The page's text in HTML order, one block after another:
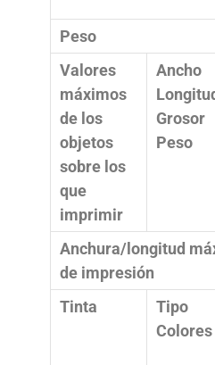
Peso
Valores
máximos
de los
objetos
sobre los
que
imprimir
Ancho
Grosor
Peso
Anchura/longitud
de impresión
Tinta
Tipo
Colores